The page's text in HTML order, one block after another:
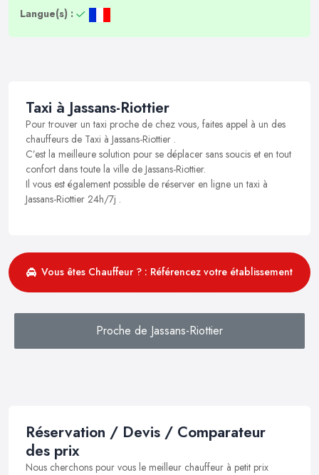
Langue(s) :
Taxi à Jassans-Riottier
Pour trouver un taxi proche de chez vous, faites appel à un des
chauffeurs de Taxi à Jassans-Riottier .
C’est la meilleure solution pour se déplacer sans soucis et en tout
confort dans toute la ville de Jassans-Riottier.
Il vous est également possible de réserver en ligne un taxi à
Jassans-Riottier 24h/7j .
Vous êtes Chauffeur ? : Référencez votre établissement
Proche de Jassans-Riottier
Réservation / Devis / Comparateur
des prix
Nous cherchons pour vous le meilleur chauffeur à petit prix